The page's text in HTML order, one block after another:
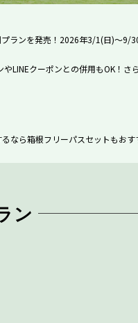
ランを発売！2026年3/1(日)～9/
LINEクーポンとの併用もOK！さ
なら箱根フリーパスセットもおす
ン